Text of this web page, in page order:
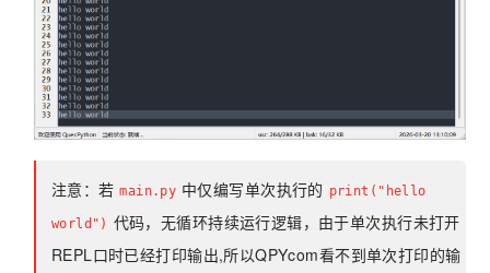
注意：若 main.py 中仅编写单次执行的 print("hello
world") 代码，无循环持续运行逻辑，由于单次执行未打开
REPL口时已经打印输出,所以QPYcom看不到单次打印的输